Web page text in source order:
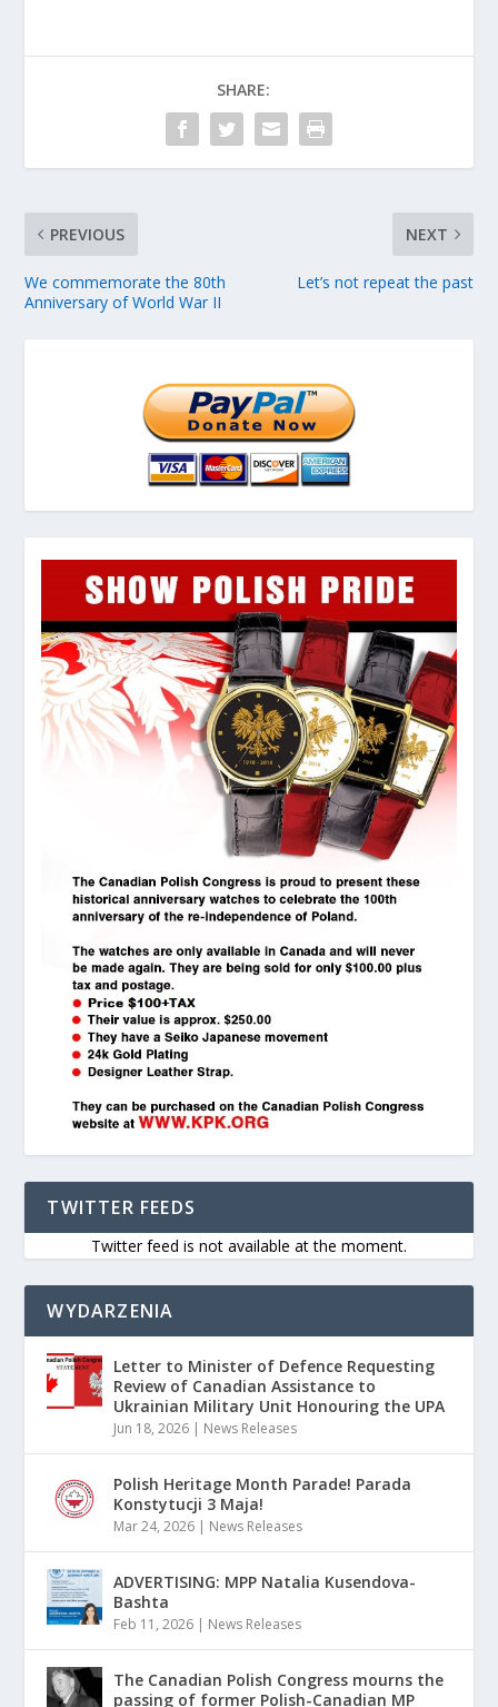
SHARE:
PREVIOUS
We commemorate the 80th
Anniversary of World War II
NEXT
Let’s not repeat the past
TWITTER FEEDS
Twitter feed is not available at the moment.
WYDARZENIA
Letter to Minister of Defence Requesting
Review of Canadian Assistance to
Ukrainian Military Unit Honouring the UPA
Jun 18, 2026 | News Releases
Polish Heritage Month Parade! Parada
Konstytucji 3 Maja!
Mar 24, 2026 | News Releases
ADVERTISING: MPP Natalia Kusendova-
Bashta
Feb 11, 2026 | News Releases
The Canadian Polish Congress mourns the
passing of former Polish-Canadian MP